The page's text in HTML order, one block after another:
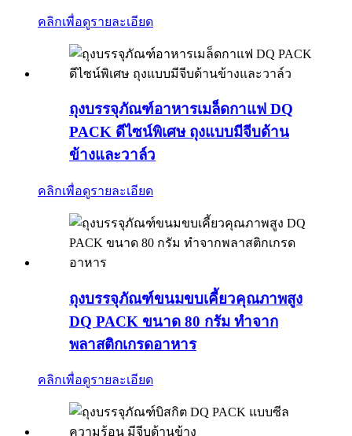
คลิกเพื่อดูรายละเอียด
ถุงบรรจุภัณฑ์อาหารเมล็ดกาแฟ DQ
PACK ดีไซน์พิเศษ ถุงแบบมีจีบด้าน
ข้างและวาล์ว
คลิกเพื่อดูรายละเอียด
ถุงบรรจุภัณฑ์ขนมขบเคี้ยวคุณภาพสูง
DQ PACK ขนาด 80 กรัม ทำจาก
พลาสติกเกรดอาหาร
คลิกเพื่อดูรายละเอียด